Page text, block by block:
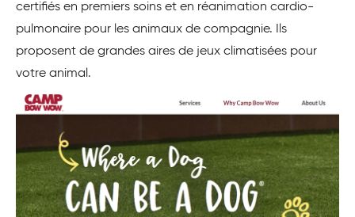
certifiés en premiers soins et en réanimation cardio-
pulmonaire pour les animaux de compagnie. Ils
proposent de grandes aires de jeux climatisées pour
votre animal.